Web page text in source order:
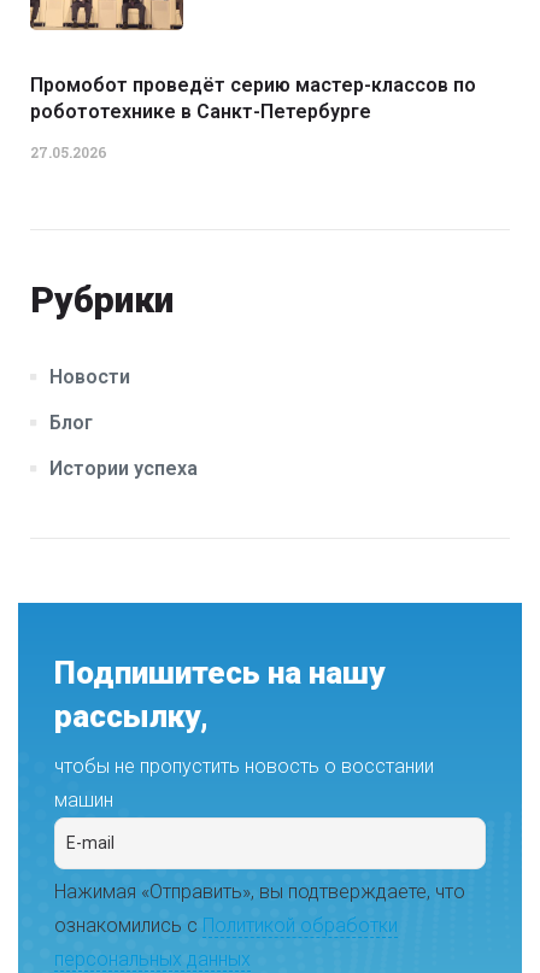
Промобот проведёт серию мастер-классов по
робототехнике в Санкт-Петербурге
27.05.2026
Рубрики
Новости
Блог
Истории успеха
Подпишитесь на нашу
рассылку,
чтобы не пропустить новость о восстании
машин
Нажимая «Отправить», вы подтверждаете, что
ознакомились с Политикой обработки
персональных данных